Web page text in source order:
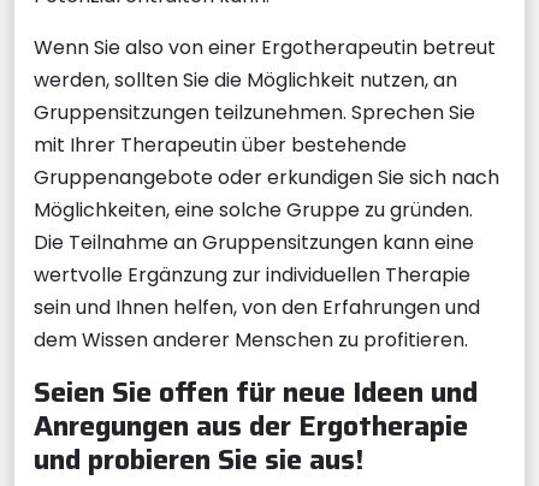
Wenn Sie also von einer Ergotherapeutin betreut
werden, sollten Sie die Möglichkeit nutzen, an
Gruppensitzungen teilzunehmen. Sprechen Sie
mit Ihrer Therapeutin über bestehende
Gruppenangebote oder erkundigen Sie sich nach
Möglichkeiten, eine solche Gruppe zu gründen.
Die Teilnahme an Gruppensitzungen kann eine
wertvolle Ergänzung zur individuellen Therapie
sein und Ihnen helfen, von den Erfahrungen und
dem Wissen anderer Menschen zu profitieren.
Seien Sie offen für neue Ideen und
Anregungen aus der Ergotherapie
und probieren Sie sie aus!